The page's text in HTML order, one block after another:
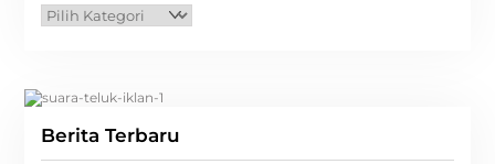
Kategori
Berita Terbaru